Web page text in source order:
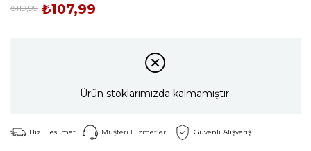
₺119,99 ₺107,99
Ürün stoklarımızda kalmamıştır.
Hızlı Teslimat Müşteri Hizmetleri Güvenli Alışveriş